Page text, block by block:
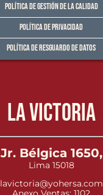
Política de Gestión de la Calidad
Política de Privacidad
Política de Resguardo de Datos
La Victoria
Jr. Bélgica 1650,
Lima 15018
lavictoria@yohersa.com